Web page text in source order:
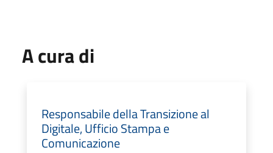
A cura di
Responsabile della Transizione al
Digitale, Ufficio Stampa e
Comunicazione